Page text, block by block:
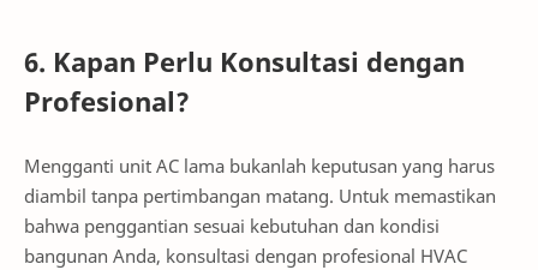
6. Kapan Perlu Konsultasi dengan
Profesional?
Mengganti unit AC lama bukanlah keputusan yang harus
diambil tanpa pertimbangan matang. Untuk memastikan
bahwa penggantian sesuai kebutuhan dan kondisi
bangunan Anda, konsultasi dengan profesional HVAC